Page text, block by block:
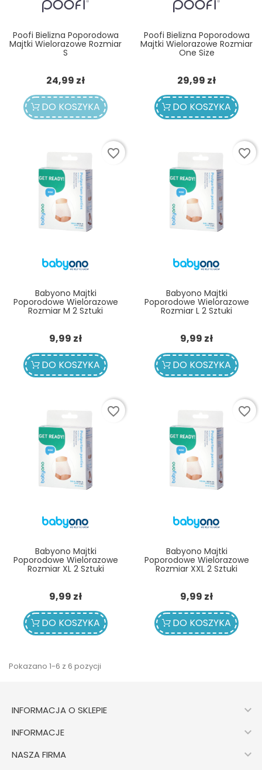
Poofi Bielizna Poporodowa
Majtki Wielorazowe Rozmiar
S
24,99 złCena
DO KOSZYKA
Poofi Bielizna Poporodowa
Majtki Wielorazowe Rozmiar
One Size
29,99 złCena
DO KOSZYKA
Babyono Majtki
Poporodowe Wielorazowe
Rozmiar M 2 Sztuki
9,99 złCena
DO KOSZYKA
favorite_border
Babyono Majtki
Poporodowe Wielorazowe
Rozmiar L 2 Sztuki
9,99 złCena
DO KOSZYKA
favorite_border
Babyono Majtki
Poporodowe Wielorazowe
Rozmiar XL 2 Sztuki
9,99 złCena
DO KOSZYKA
favorite_border
Babyono Majtki
Poporodowe Wielorazowe
Rozmiar XXL 2 Sztuki
9,99 złCena
DO KOSZYKA
favorite_border
Pokazano 1-6 z 6 pozycji
INFORMACJA O SKLEPIE 
INFORMACJE 
NASZA FIRMA 